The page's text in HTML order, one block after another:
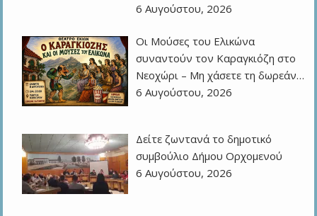
6 Αυγούστου, 2026
Οι Μούσες του Ελικώνα
συναντούν τον Καραγκιόζη στο
Νεοχώρι – Μη χάσετε τη δωρεάν…
6 Αυγούστου, 2026
Δείτε ζωντανά το δημοτικό
συμβούλιο Δήμου Ορχομενού
6 Αυγούστου, 2026